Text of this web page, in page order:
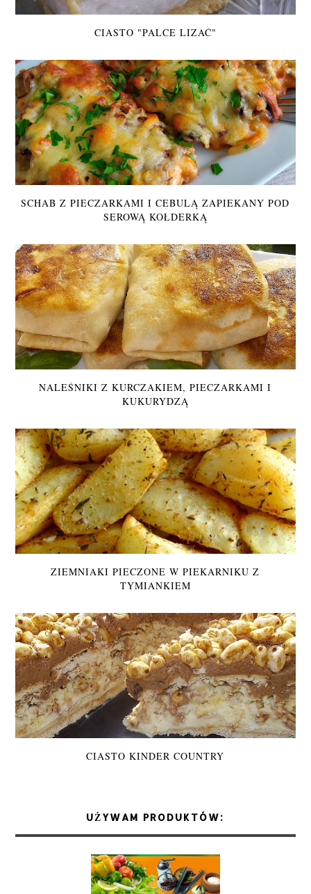
CIASTO "PALCE LIZAĆ"
SCHAB Z PIECZARKAMI I CEBULĄ ZAPIEKANY POD
SEROWĄ KOŁDERKĄ
NALEŚNIKI Z KURCZAKIEM, PIECZARKAMI I
KUKURYDZĄ
ZIEMNIAKI PIECZONE W PIEKARNIKU Z
TYMIANKIEM
CIASTO KINDER COUNTRY
UŻYWAM PRODUKTÓW: